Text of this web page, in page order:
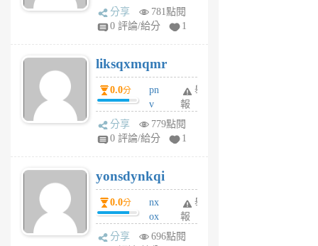
rv
pj
6
個
月
前
分享
781點閱
0 評論/給分
1
liksqxmqmr
0.0分
pn
v
wt
sv
6
個
月
前
舉
報
分享
779點閱
0 評論/給分
1
yonsdynkqi
0.0分
nx
ox
rh
舉
報
分享
696點閱